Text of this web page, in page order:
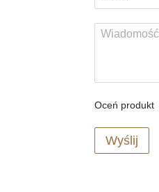
Oceń produkt
Wyślij